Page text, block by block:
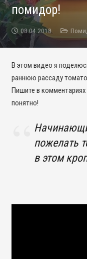
помидор!
08.04.2018
В этом видео я
раннюю рассаду
Пишите в
понятно!
пожелать
в этом